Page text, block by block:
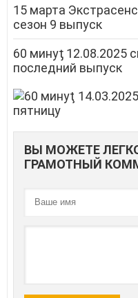
15 марта
сезон 9 выпуск
60 минуƫ 12.08.2025
последний выпуск
ВЫ МОЖЕТЕ
ГРАМОТНЫЙ